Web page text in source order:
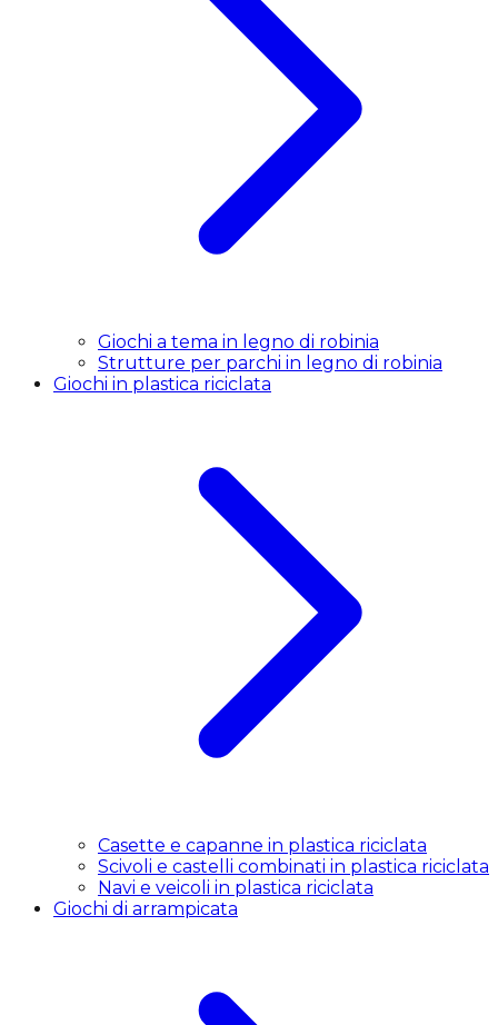
Giochi a tema in legno di robinia
Strutture per parchi in legno di robinia
Giochi in plastica riciclata
Casette e capanne in plastica riciclata
Scivoli e castelli combinati in plastica riciclata
Navi e veicoli in plastica riciclata
Giochi di arrampicata